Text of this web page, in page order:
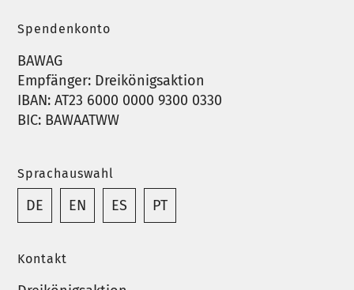
Spendenkonto
BAWAG
Empfänger: Dreikönigsaktion
IBAN: AT23 6000 0000 9300 0330
BIC: BAWAATWW
Sprachauswahl
DE EN ES PT
Kontakt